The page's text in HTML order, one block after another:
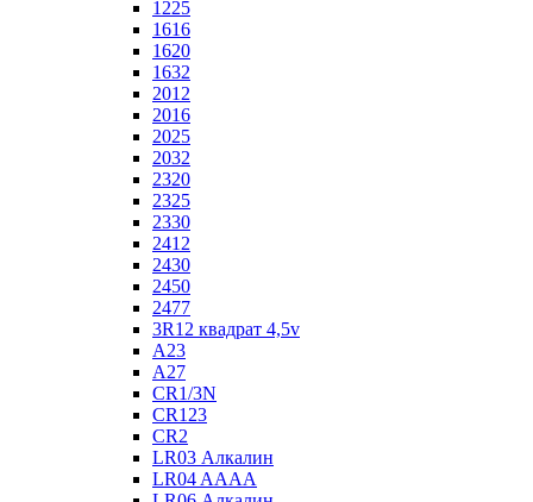
1225
1616
1620
1632
2012
2016
2025
2032
2320
2325
2330
2412
2430
2450
2477
3R12 квадрат 4,5v
A23
A27
CR1/3N
CR123
CR2
LR03 Алкалин
LR04 AAAA